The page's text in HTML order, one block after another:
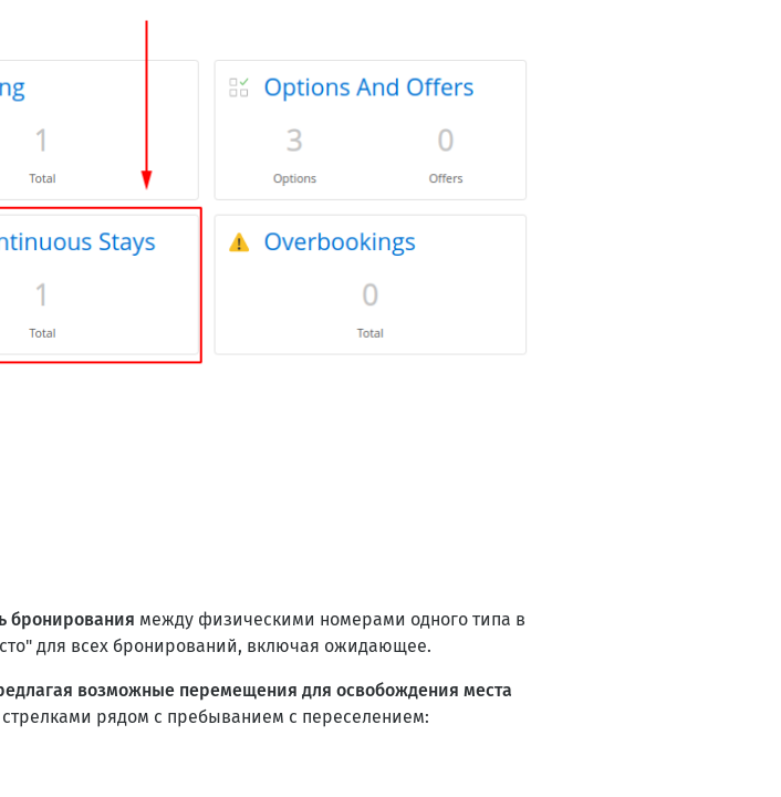
бронирования между физическими номерами одного типа в
для всех бронирований, включая ожидающее.
возможные перемещения для освобождения места
рядом с пребыванием с переселением: